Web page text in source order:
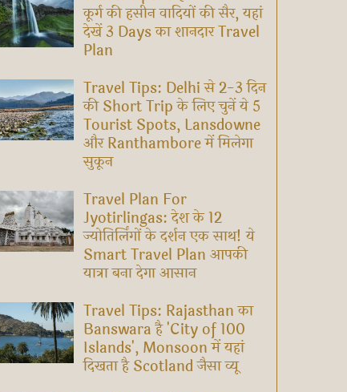
कूर्ग की हसीन वादियों की सैर, यहां
देखें 3 Days का शानदार Travel
Plan
Travel Tips: Delhi से 2-3 दिन
की Short Trip के लिए चुनें ये 5
Tourist Spots, Lansdowne
और Ranthambore में मिलेगा
सुकून
Travel Plan For
Jyotirlingas: देश के 12
ज्योतिर्लिंगों के दर्शन एक साथ! ये
Smart Travel Plan आपकी
यात्रा बना देगा आसान
Travel Tips: Rajasthan का
Banswara है 'City of 100
Islands', Monsoon में यहां
दिखता है Scotland जैसा व्यू